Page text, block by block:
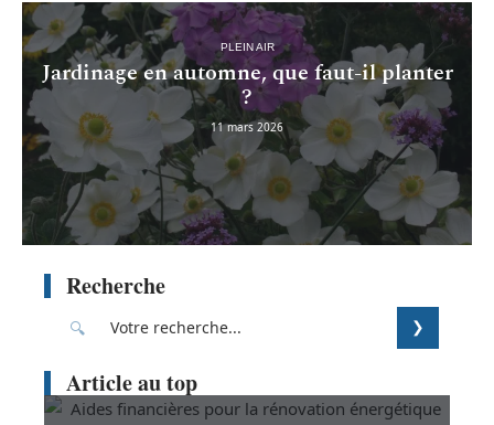
PLEIN AIR
Jardinage en automne, que faut-il planter
?
11 mars 2026
Recherche
Article au top